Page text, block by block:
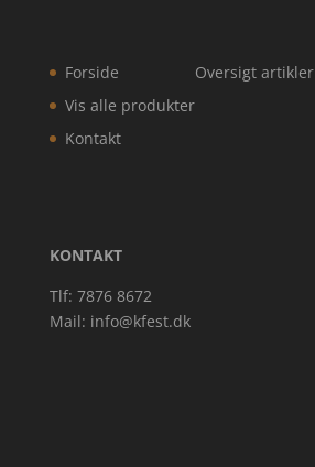
Forside
Vis alle produkter
Kontakt
Oversigt artikler
KONTAKT
Tlf: 7876 8672
Mail: info@kfest.dk